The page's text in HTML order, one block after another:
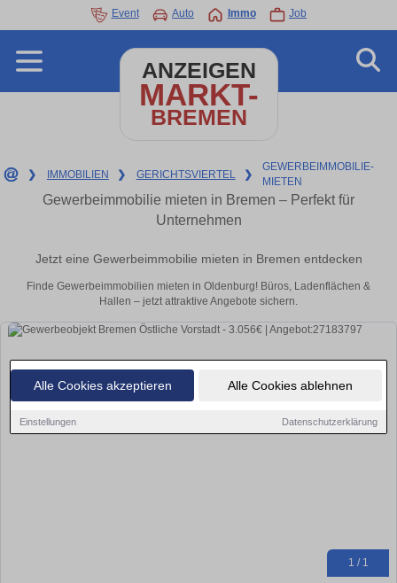
Alle Cookies akzeptieren Alle Cookies ablehnen
Einstellungen Datenschutzerklärung
Event Auto Immo Job
ANZEIGEN
MARKT-
BREMEN
❯ IMMOBILIEN ❯ GERICHTSVIERTEL ❯
GEWERBEIMMOBILIE-
MIETEN
Gewerbeimmobilie mieten in Bremen – Perfekt für
Unternehmen
Jetzt eine Gewerbeimmobilie mieten in Bremen entdecken
Finde Gewerbeimmobilien mieten in Oldenburg! Büros, Ladenflächen &
Hallen – jetzt attraktive Angebote sichern.
1 / 1